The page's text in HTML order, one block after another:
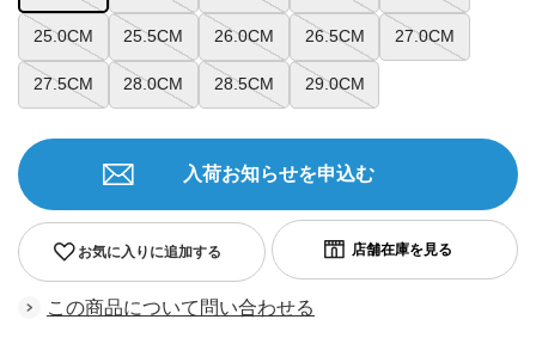
25.0CM 25.5CM 26.0CM 26.5CM 27.0CM
27.5CM 28.0CM 28.5CM 29.0CM
お気に入りに追加する
入荷お知らせを申込む
この商品について問い合わせる